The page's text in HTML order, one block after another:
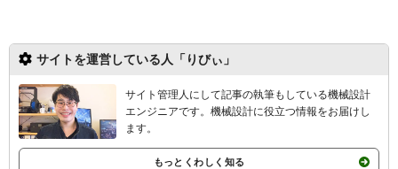
サイトを運営している人「りびぃ」
サイト管理人にして記事の執筆もしている機械設計
エンジニアです。機械設計に役立つ情報をお届けし
ます。
もっとくわしく知る